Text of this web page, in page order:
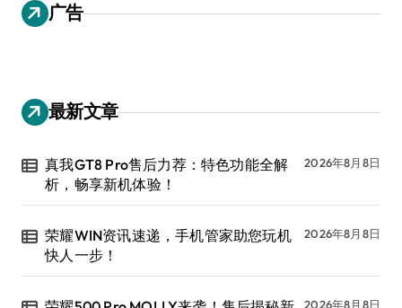
广告
最新文章
真我GT8 Pro售后力荐：特色功能全解
析，畅享新机体验！
2026年8月8日
荣耀WIN资讯速递，手机管家助您玩机
快人一步！
2026年8月8日
2026年8月8日